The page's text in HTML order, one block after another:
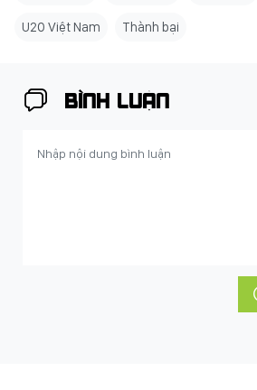
U20 Việt Nam Thành bại
BÌNH LUẬN